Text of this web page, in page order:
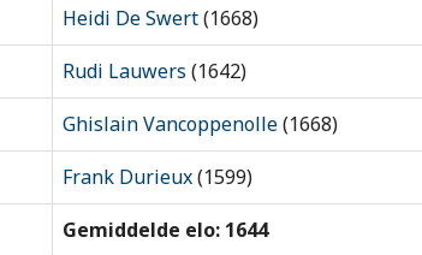
Heidi De Swert(1668)
Rudi Lauwers (1642)
Ghislain Vancoppenolle(1668)
Frank Durieux(1599)
Gemiddelde elo: 1644